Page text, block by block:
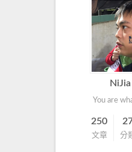
You are
250
文章 分